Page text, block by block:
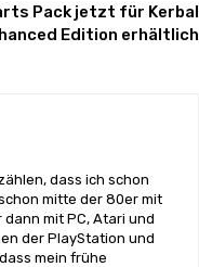
Pack jetzt für Kerbal
Edition erhältlich
dass ich schon
mitte der 80er mit
mit PC, Atari und
der PlayStation und
mein frühe